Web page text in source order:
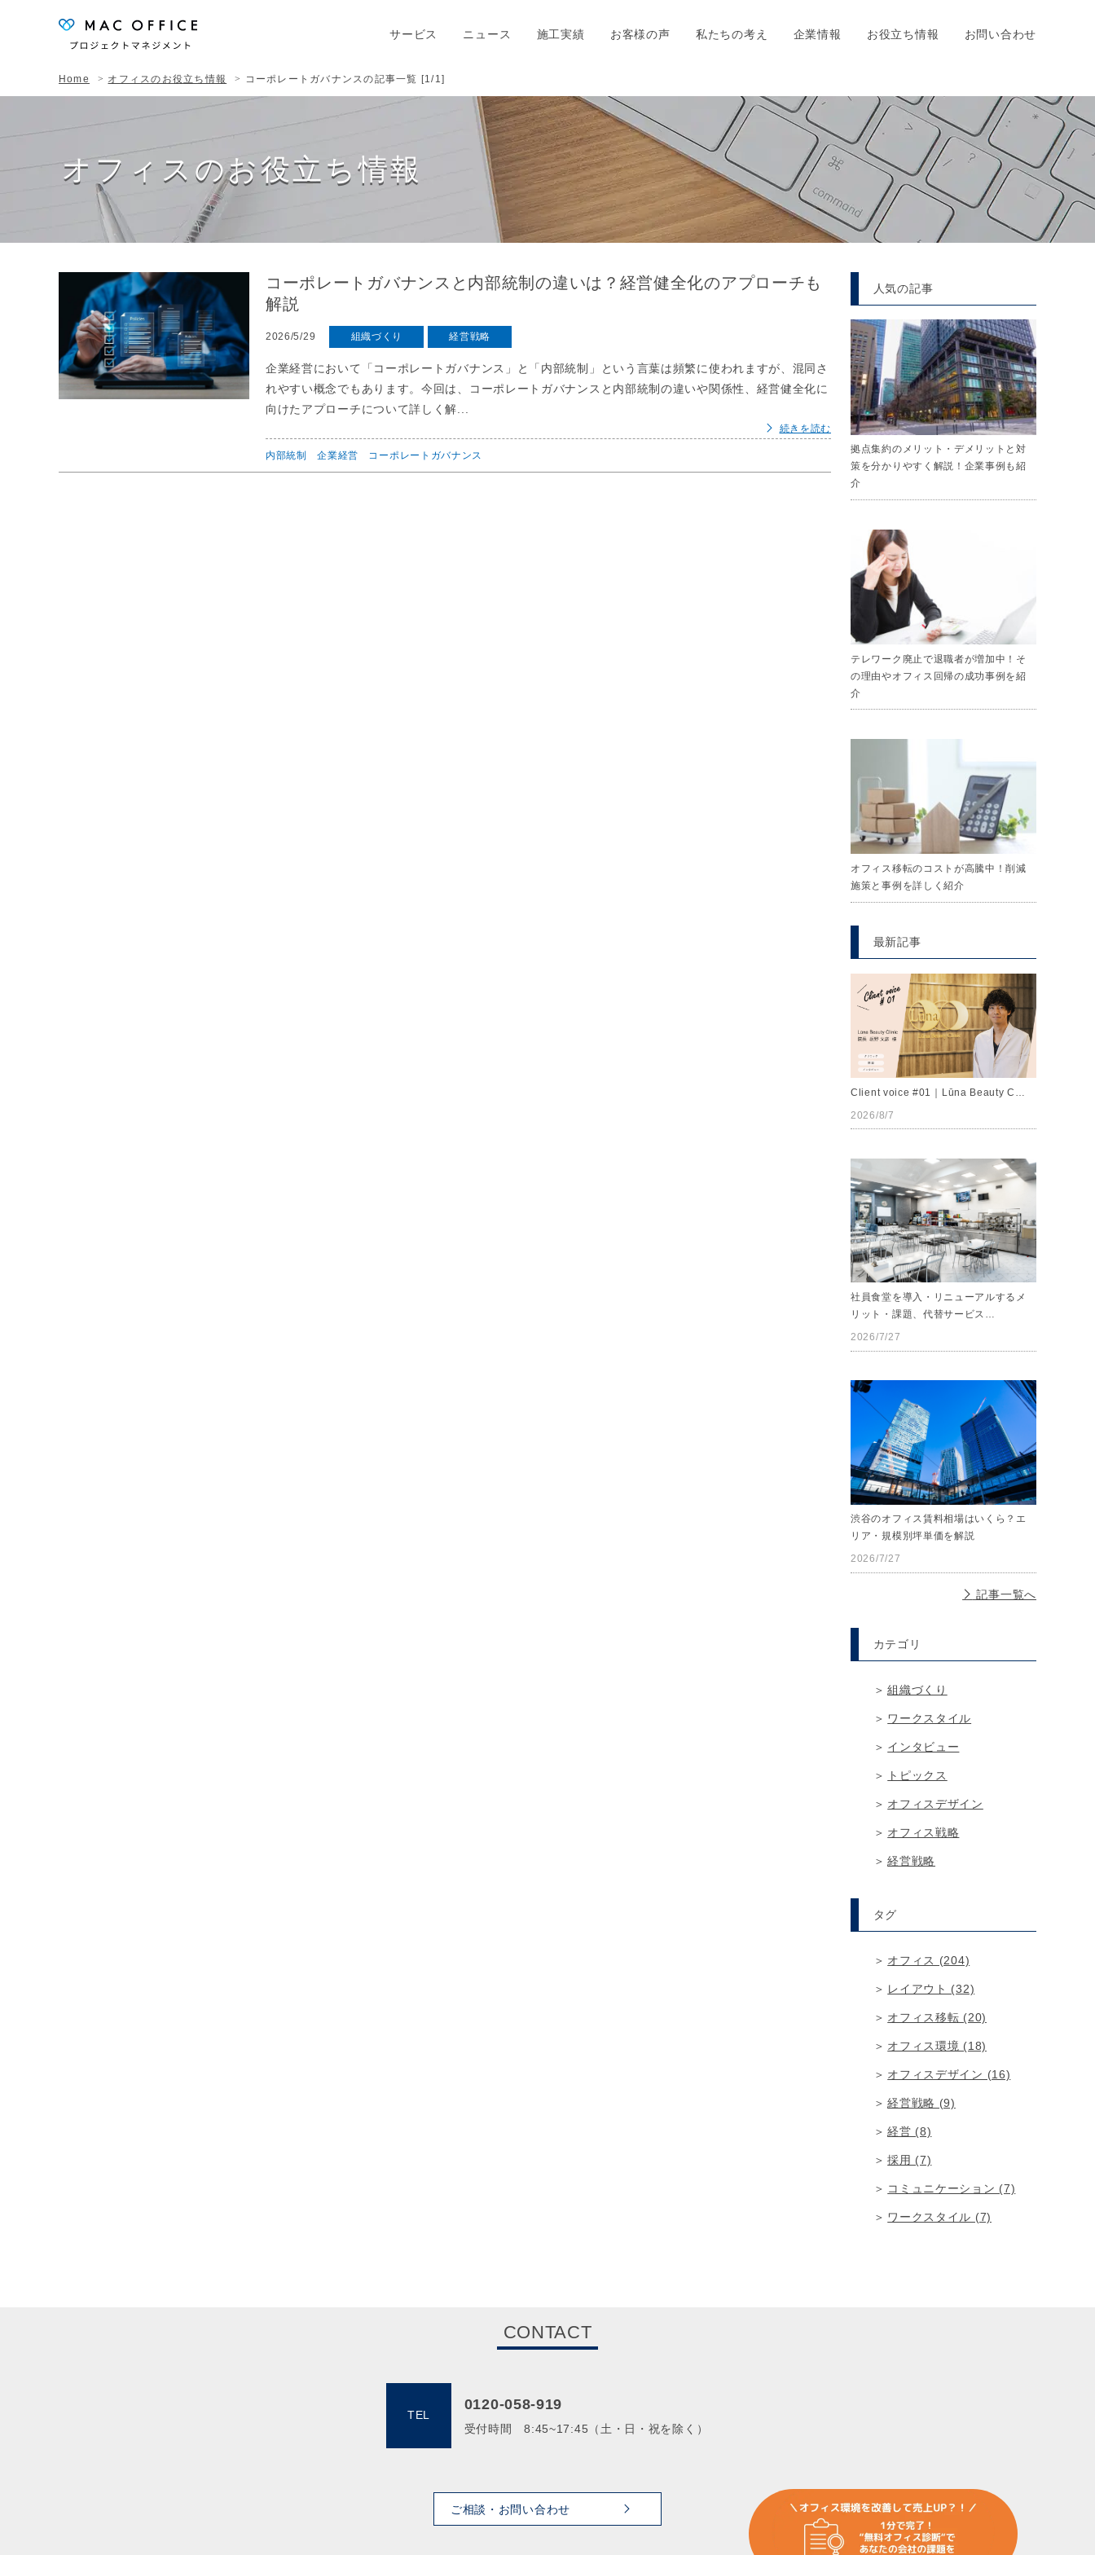
サービス ニュース 施工実績 お客様の声 私たちの考え 企業情報 お役立ち情報 お問い合わせ
Home オフィスのお役立ち情報 コーポレートガバナンスの記事一覧 [1/1]
オフィスのお役立ち情報
コーポレートガバナンスと内部統制の違いは？経営健全化のアプローチも
解説
2026/5/29 組織づくり 経営戦略
企業経営において「コーポレートガバナンス」と「内部統制」という言葉は頻繁に使われますが、混同さ
れやすい概念でもあります。今回は、コーポレートガバナンスと内部統制の違いや関係性、経営健全化に
向けたアプローチについて詳しく解...
続きを読む
内部統制 企業経営 コーポレートガバナンス
人気の記事
拠点集約のメリット・デメリットと対
策を分かりやすく解説！企業事例も紹
介
テレワーク廃止で退職者が増加中！そ
の理由やオフィス回帰の成功事例を紹
介
オフィス移転のコストが高騰中！削減
施策と事例を詳しく紹介
最新記事
Client voice #01｜Lūna Beauty C…
2026/8/7
社員食堂を導入・リニューアルするメ
リット・課題、代替サービス…
2026/7/27
渋谷のオフィス賃料相場はいくら？エ
リア・規模別坪単価を解説
2026/7/27
記事一覧へ
カテゴリ
組織づくり
ワークスタイル
インタビュー
トピックス
オフィスデザイン
オフィス戦略
経営戦略
タグ
オフィス (204)
レイアウト (32)
オフィス移転 (20)
オフィス環境 (18)
オフィスデザイン (16)
経営戦略 (9)
経営 (8)
採用 (7)
コミュニケーション (7)
ワークスタイル (7)
CONTACT
TEL
0120-058-919
受付時間 8:45~17:45（土・日・祝を除く）
ご相談・お問い合わせ